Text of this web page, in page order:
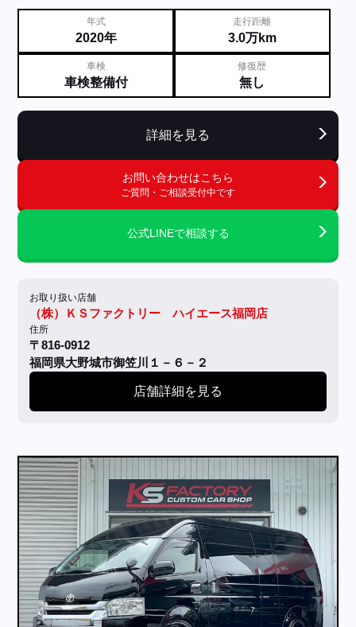
年式
2020年
走行距離
3.0万km
車検
車検整備付
修復歴
無し
詳細を見る
お問い合わせはこちら
ご質問・ご相談受付中です
公式LINEで相談する
お取り扱い店舗
（株）ＫＳファクトリー ハイエース福岡店
住所
〒816-0912
福岡県大野城市御笠川１－６－２
店舗詳細を見る